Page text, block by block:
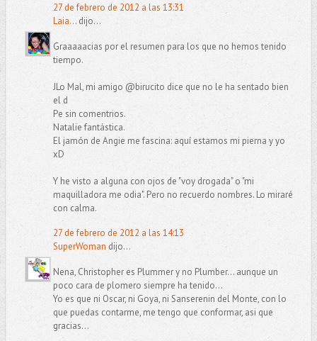
27 de febrero de 2012 a las 13:31
Laia...dijo...
Graaaaacias por el resumen para los que no hemos tenido
tiempo.
JLo Mal, mi amigo @birucito dice que no le ha sentado bien
el d
Pe sin comentrios.
Natalie fantástica.
El jamón de Angie me fascina: aquí estamos mi pierna y yo
xD
Y he visto a alguna con ojos de "voy drogada" o "mi
maquilladora me odia". Pero no recuerdo nombres. Lo miraré
con calma.
27 de febrero de 2012 a las 14:13
SuperWoman dijo...
Nena, Christopher es Plummer y no Plumber... aunque un
poco cara de plomero siempre ha tenido...
Yo es que ni Oscar, ni Goya, ni Sanserenin del Monte, con lo
que puedas contarme, me tengo que conformar, asi que
gracias...